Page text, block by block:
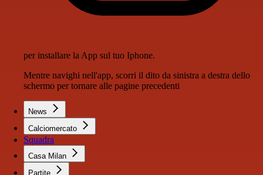
per installare la App sul tuo Iphone.
Mentre navighi nell'app, scorri il dito da sinistra a destra dello
schermo per tornare alle pagine precedenti
News
Calciomercato
Squadra
Casa Milan
Partite